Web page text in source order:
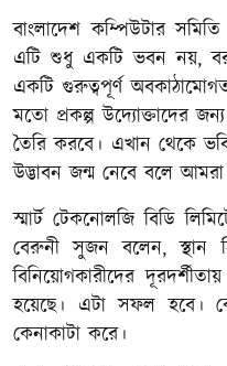
বাংলাদেশ কম্পিউটার
এটি শুধু একটি ভবন নয়,
একটি গুরুত্বপূর্ণ
মতো প্রকল্প উদ্যোক্তাদের
তৈরি করবে। এখান থেকে
উদ্ভাবন জন্ম নেবে বলে আমরা
স্মার্ট টেকনোলজি বিডি
বেরুনী সুজন বলেন, স্থান
বিনিয়োগকারীদের
হয়েছে। এটা সফল হবে।
কেনাকাটা করে।